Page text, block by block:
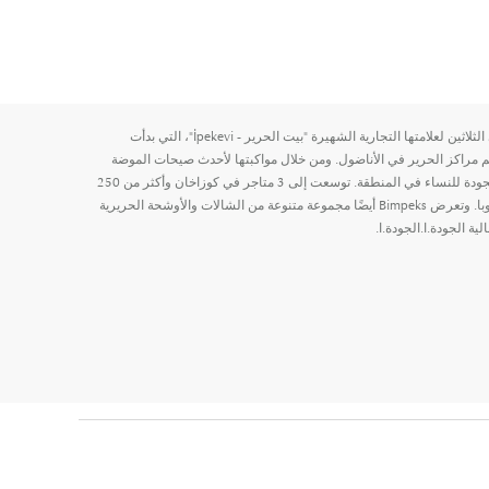
تستعد شركة Bimpeks A.S للاحتفال بالذكرى الثلاثين لعلامتها التجارية الشهيرة "بيت الحرير - İpekevi"، التي بدأت
الحرير في الأناضول. ومن خلال مواكبتها لأحدث صيحات الموضة
العالمية، تقدم الشركة منتجات حرير عالية الجودة للنساء في المنطقة. توسعت إلى 3 متاجر في كوزاخان وأكثر من 250
نقطة بيع في 50 مدينة مختلفة في تركيا وأوروبا. وتعرض Bimpeks أيضًا مجموعة متنوعة من الشالات والأوشحة الحريرية
الجودة.ا.الجودة.ا.